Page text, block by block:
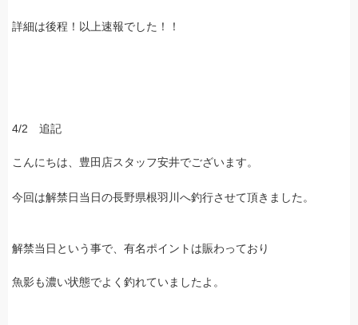
詳細は後程！以上速報でした！！
4/2 追記
こんにちは、豊田店スタッフ安井でございます。
今回は解禁日当日の長野県根羽川へ釣行させて頂きました。
解禁当日という事で、有名ポイントは賑わっており
魚影も濃い状態でよく釣れていましたよ。